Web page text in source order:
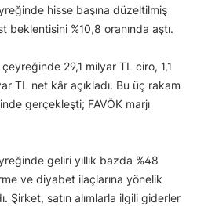
hisse başına düzeltilmiş
beklentisini %10,8 oranında aştı.
çeyreğinde 29,1 milyar TL ciro, 1,1
TL net kâr açıkladı. Bu üç rakam
gerçekleşti; FAVÖK marjı
geliri yıllık bazda %48
ve diyabet ilaçlarına yönelik
Şirket, satın alımlarla ilgili giderler